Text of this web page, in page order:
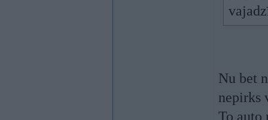
Nu bet
nepirks
To auto